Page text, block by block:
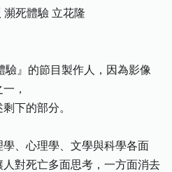
瀕死體驗 立花隆
』的節目製作人，因為影像
，
下的部分。
、心理學、文學與科學各面
對死亡多面思考，一方面消去